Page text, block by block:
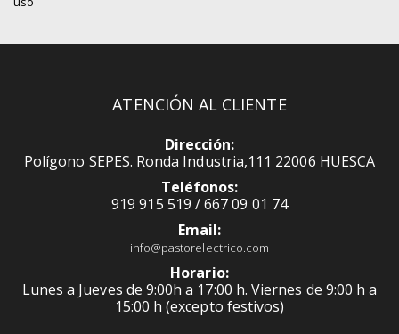
ATENCIÓN AL CLIENTE
Dirección:
Polígono SEPES. Ronda Industria,111 22006 HUESCA
Teléfonos:
919 915 519 / 667 09 01 74
Email:
info@pastorelectrico.com
Horario:
Lunes a Jueves de 9:00h a 17:00 h. Viernes de 9:00 h a
15:00 h (excepto festivos)